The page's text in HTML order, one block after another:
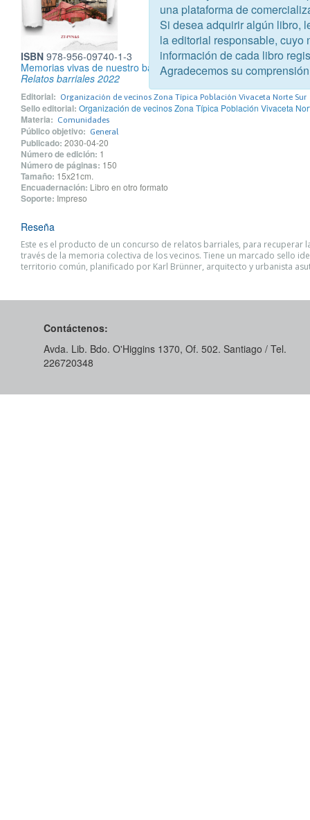
ISBN 978-956-09740-1-3
Memorias vivas de nuestro barrios...y más
Relatos barriales 2022
Editorial: Organización de vecinos Zona Típica Población Vivaceta Norte Sur
Sello editorial: Organización de vecinos Zona Típica Población Vivaceta
Materia: Comunidades
Público objetivo: General
Publicado: 2030-04-20
Número de edición: 1
Número de páginas: 150
Tamaño: 15x21cm.
Encuadernación: Libro en otro formato
Soporte: Impreso
Reseña
Este es el producto de un concurso de relatos barriales, para recuperar
través de la memoria colectiva de los vecinos. Tiene un marcado sello
territorio común, planificado por Karl Brünner, arquitecto y urbanista
Contáctenos:
Avda. Lib. Bdo. O'Higgins 1370, Of. 502. Santiago / Tel.
226720348
una plataforma de
Si desea adquirir algún libro,
la editorial responsable, cuyo
información de cada libro
Agradecemos su